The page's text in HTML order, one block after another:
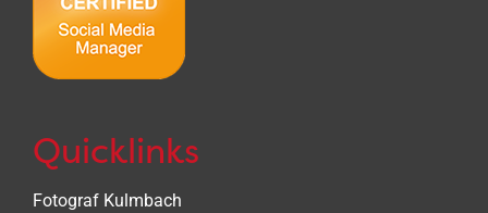
Quicklinks
Fotograf Kulmbach